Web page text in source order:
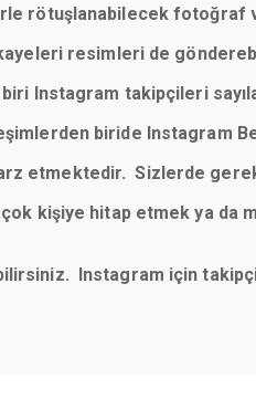
rötuşlanabilecek fotoğraf
resimleri de
Instagram takipçileri
biride Instagram
etmektedir. Sizlerde
kişiye hitap etmek ya
Instagram için